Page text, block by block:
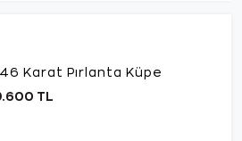
Karat Pırlanta Küpe
TL